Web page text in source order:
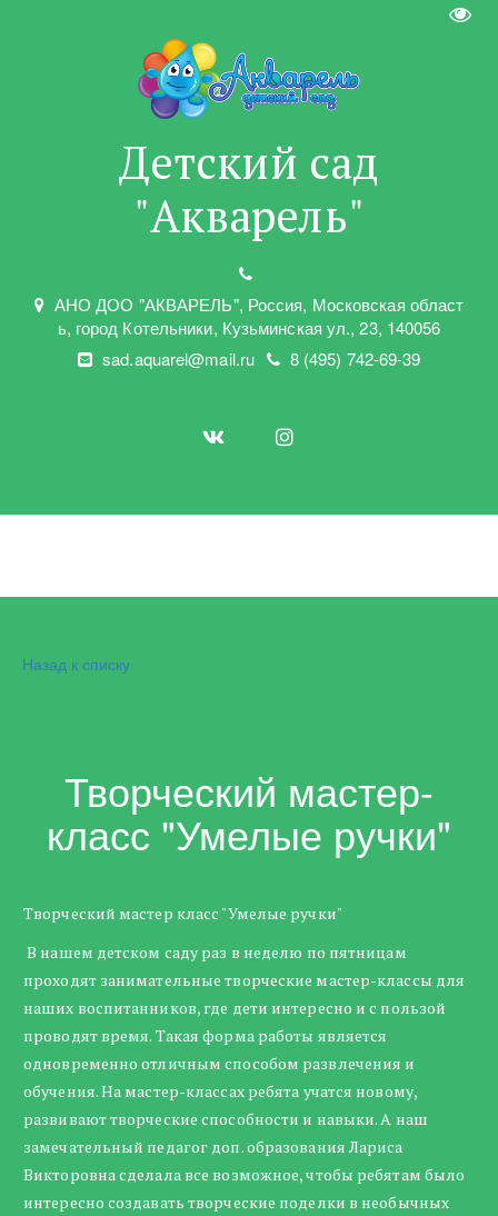
Детский сад
"Акварель"
АНО ДОО "АКВАРЕЛЬ", Россия, Московская област
ь, город Котельники, Кузьминская ул.,23, 140056
sad.aquarel@mail.ru
8 (495) 742-69-39
Назад к списку
Творческий мастер-
класс "Умелые ручки"
Творческий мастер класс "Умелые ручки"
В нашем детском саду раз в неделю по пятницам
проходят занимательные творческие мастер-классы для
наших воспитанников, где дети интересно и с пользой
проводят время. Такая форма работы является
одновременно отличным способом развлечения и
обучения. На мастер-классах ребята учатся новому,
развивают творческие способности и навыки. А наш
замечательный педагог доп. образования Лариса
Викторовна сделала все возможное, чтобы ребятам было
интересно создавать творческие поделки в необычных